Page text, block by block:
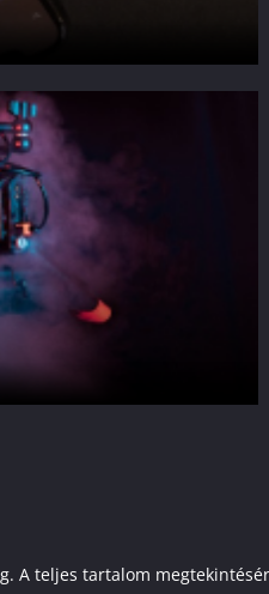
A teljes tartalom